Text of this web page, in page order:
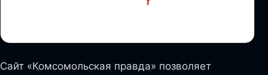
Сайт «Комсомольская правда» позволяет